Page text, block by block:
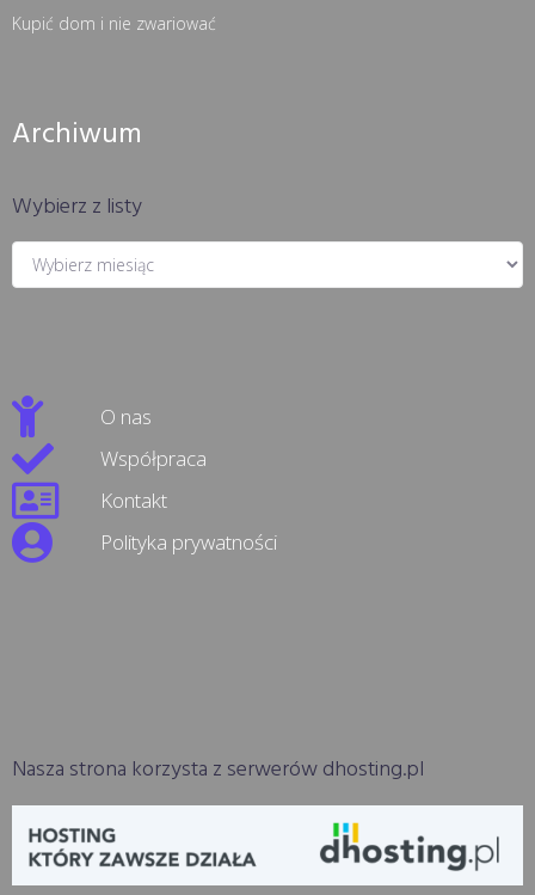
Kupić dom i nie zwariować
Archiwum
Wybierz z listy
O nas
Współpraca
Kontakt
Polityka prywatności
Nasza strona korzysta z serwerów dhosting.pl